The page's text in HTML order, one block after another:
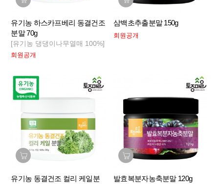
유기농 하스카프베리 동결건조
분말 70g
[유기농 댕댕이나무열매 100%]
회원공개
삼백초추출분말 150g
회원공개
유기농 동결건조 컬리 케일분
발효복분자농축분말 120g